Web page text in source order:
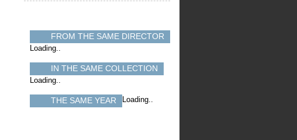
FROM THE SAME DIRECTOR
Loading..
IN THE SAME COLLECTION
Loading..
THE SAME YEAR Loading..